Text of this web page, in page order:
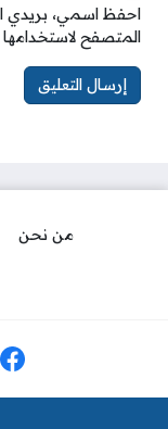
احفظ اسمي، بريدي
المتصفح لاستخدامها
من نحن